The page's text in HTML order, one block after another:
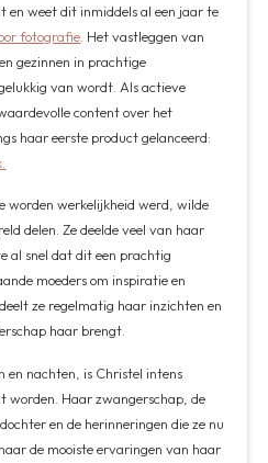
en weet dit inmiddels al een jaar te
fotografie . Het vastleggen van
gezinnen in prachtige
van wordt. Als actieve
content over het
haar eerste product gelanceerd:
worden werkelijkheid werd, wilde
delen. Ze deelde veel van haar
al snel dat dit een prachtig
moeders om inspiratie en
ze regelmatig haar inzichten en
haar brengt.
en nachten, is Christel intens
worden. Haar zwangerschap, de
en de herinneringen die ze nu
de mooiste ervaringen van haar